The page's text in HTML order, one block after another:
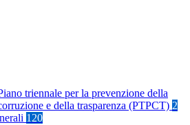
triennale per la prevenzione della
e della trasparenza (PTPCT) 2
120